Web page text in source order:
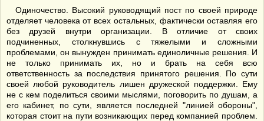
Одиночество. Высокий руководящий пост по своей природе
отделяет человека от всех остальных, фактически оставляя его
без друзей внутри организации. В отличие от своих
подчиненных, столкнувшись с тяжелыми и сложными
проблемами, он вынужден принимать единоличные решения. И
не только принимать их, но и брать на себя всю
ответственность за последствия принятого решения. По сути
своей любой руководитель лишен дружеской поддержки. Ему
не с кем поделиться своими мыслями, поговорить по душам, а
его кабинет, по сути, является последней "линией обороны",
которая стоит на пути возникающих перед компанией проблем.